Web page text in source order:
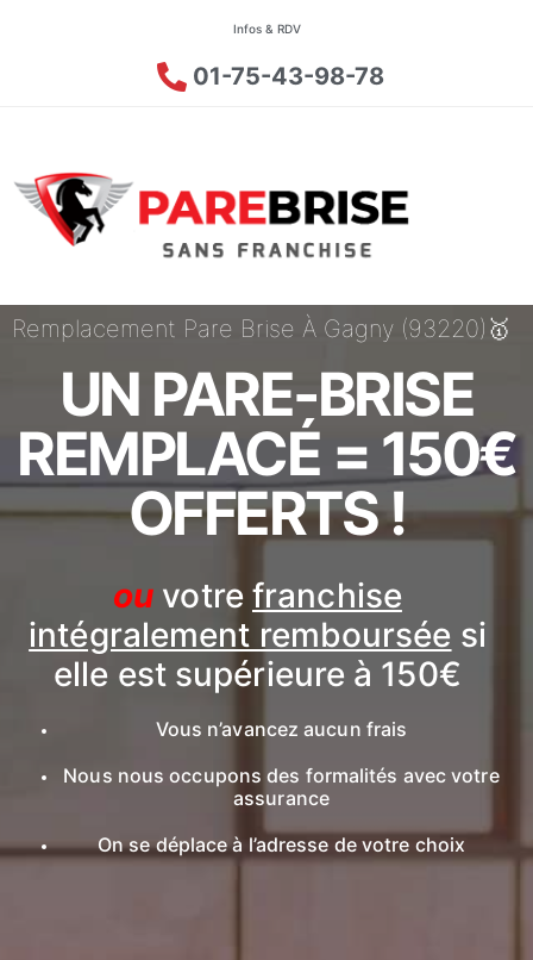
Infos & RDV
01-75-43-98-78
Remplacement Pare Brise À Gagny (93220)🥇
UN PARE-BRISE
REMPLACÉ = 150€
OFFERTS !
ou votre franchise
intégralement remboursée si
elle est supérieure à 150€
Vous n’avancez aucun frais
Nous nous occupons des formalités avec votre
assurance
On se déplace à l’adresse de votre choix